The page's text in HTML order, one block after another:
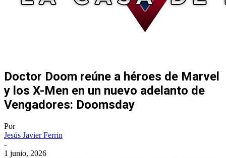
Doctor Doom reúne a héroes de Marvel
y los X-Men en un nuevo adelanto de
Vengadores: Doomsday
Por
Jesús Javier Ferrin
-
1 junio, 2026